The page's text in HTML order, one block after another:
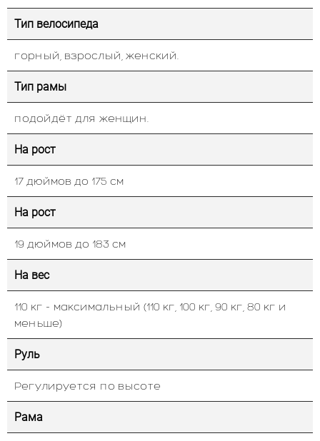
Тип велосипеда
горный, взрослый, женский.
Тип рамы
подойдёт для женщин.
На рост
17 дюймов до 175 см
На рост
19 дюймов до 183 см
На вес
110 кг - максимальный (110 кг, 100 кг, 90 кг, 80 кг и
меньше)
Руль
Регулируется по высоте
Рама